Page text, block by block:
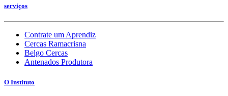
serviços
Contrate um Aprendiz
Cercas Ramacrisna
Belgo Cercas
Antenados Produtora
O Instituto